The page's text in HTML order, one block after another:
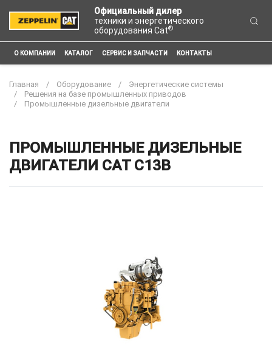
Официальный дилер
техники и энергетического
оборудования Cat®
О КОМПАНИИ КАТАЛОГ СЕРВИС И ЗАПЧАСТИ КОНТАКТЫ
Главная Оборудование
Энергетические системы
Решения на базе промышленных приводов
Промышленные дизельные двигатели
ПРОМЫШЛЕННЫЕ ДИЗЕЛЬНЫЕ
ДВИГАТЕЛИ CAT C13B